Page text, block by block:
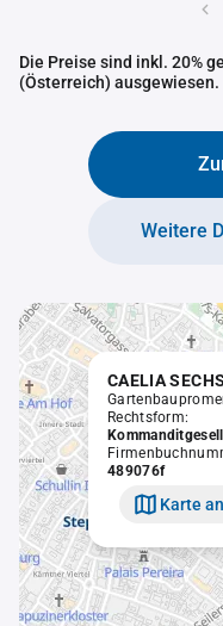
Die Preise sind inkl. 20%
(Österreich) ausgewiesen.
Weitere
Rechtsform:
489076f
Karte